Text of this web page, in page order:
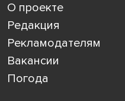
О проекте
Редакция
Рекламодателям
Вакансии
Погода